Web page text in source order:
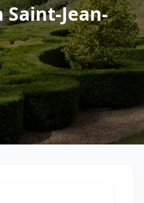
à la liste des métiers
- Service proposé parViteUnDevis.com - Vous
Saint-Jean-